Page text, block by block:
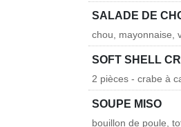
SALADE DE
chou, mayonnaise,
SOFT SHELL
2 pièces - crabe à
SOUPE MISO
bouillon de poule,